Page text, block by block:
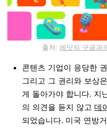
출처: 레딧의 구글과
콘텐츠 기업이 응당한
그리고 그 권리와 보상
게 돌아가야 합니다. 지
의 의견을 듣지 않고 데
되었습니다. 미국 연방